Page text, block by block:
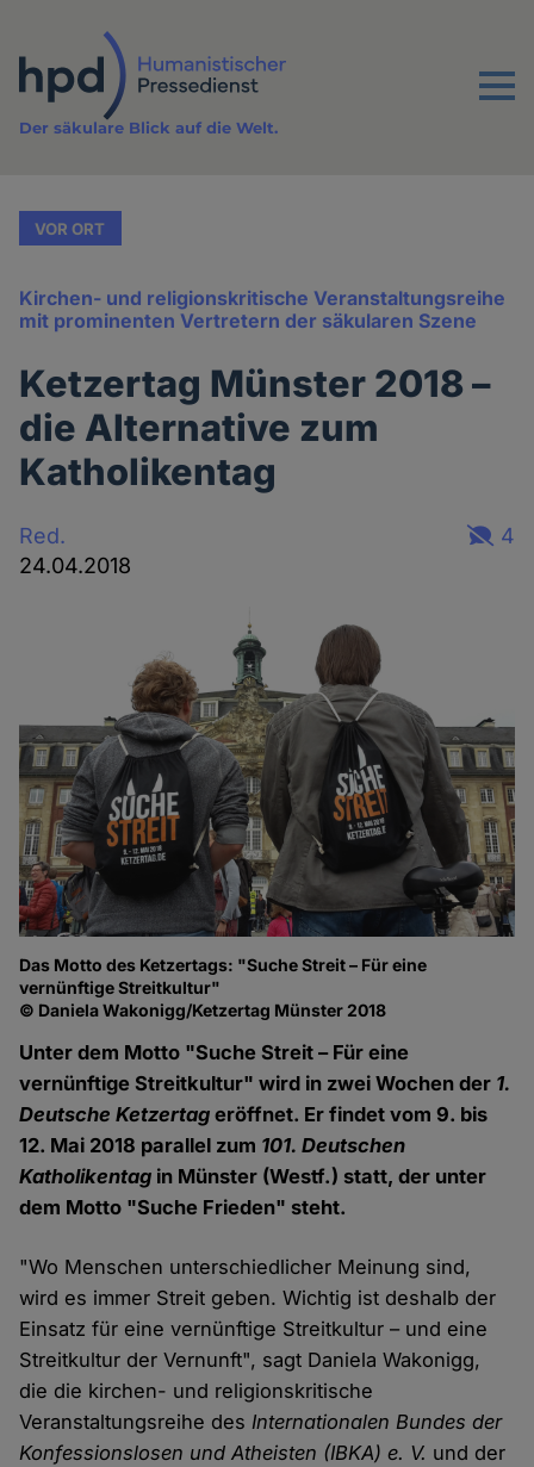
Inhalt
Menu
Der säkulare Blick auf die Welt.
VOR ORT
Kirchen- und religionskritische Veranstaltungsreihe
mit prominenten Vertretern der säkularen Szene
Ketzertag Münster 2018 –
die Alternative zum
Katholikentag
Red.
24.04.2018
4
Das Motto des Ketzertags: "Suche Streit – Für eine
vernünftige Streitkultur"
© Daniela Wakonigg/Ketzertag Münster 2018
Unter dem Motto "Suche Streit – Für eine
vernünftige Streitkultur" wird in zwei Wochen der 1.
Deutsche Ketzertag eröffnet. Er findet vom 9. bis
12. Mai 2018 parallel zum 101. Deutschen
Katholikentag in Münster (Westf.) statt, der unter
dem Motto "Suche Frieden" steht.
"Wo Menschen unterschiedlicher Meinung sind,
wird es immer Streit geben. Wichtig ist deshalb der
Einsatz für eine vernünftige Streitkultur – und eine
Streitkultur der Vernunft", sagt Daniela Wakonigg,
die die kirchen- und religionskritische
Veranstaltungsreihe desInternationalen Bundes der
Konfessionslosen und Atheisten (IBKA) e. V. und der